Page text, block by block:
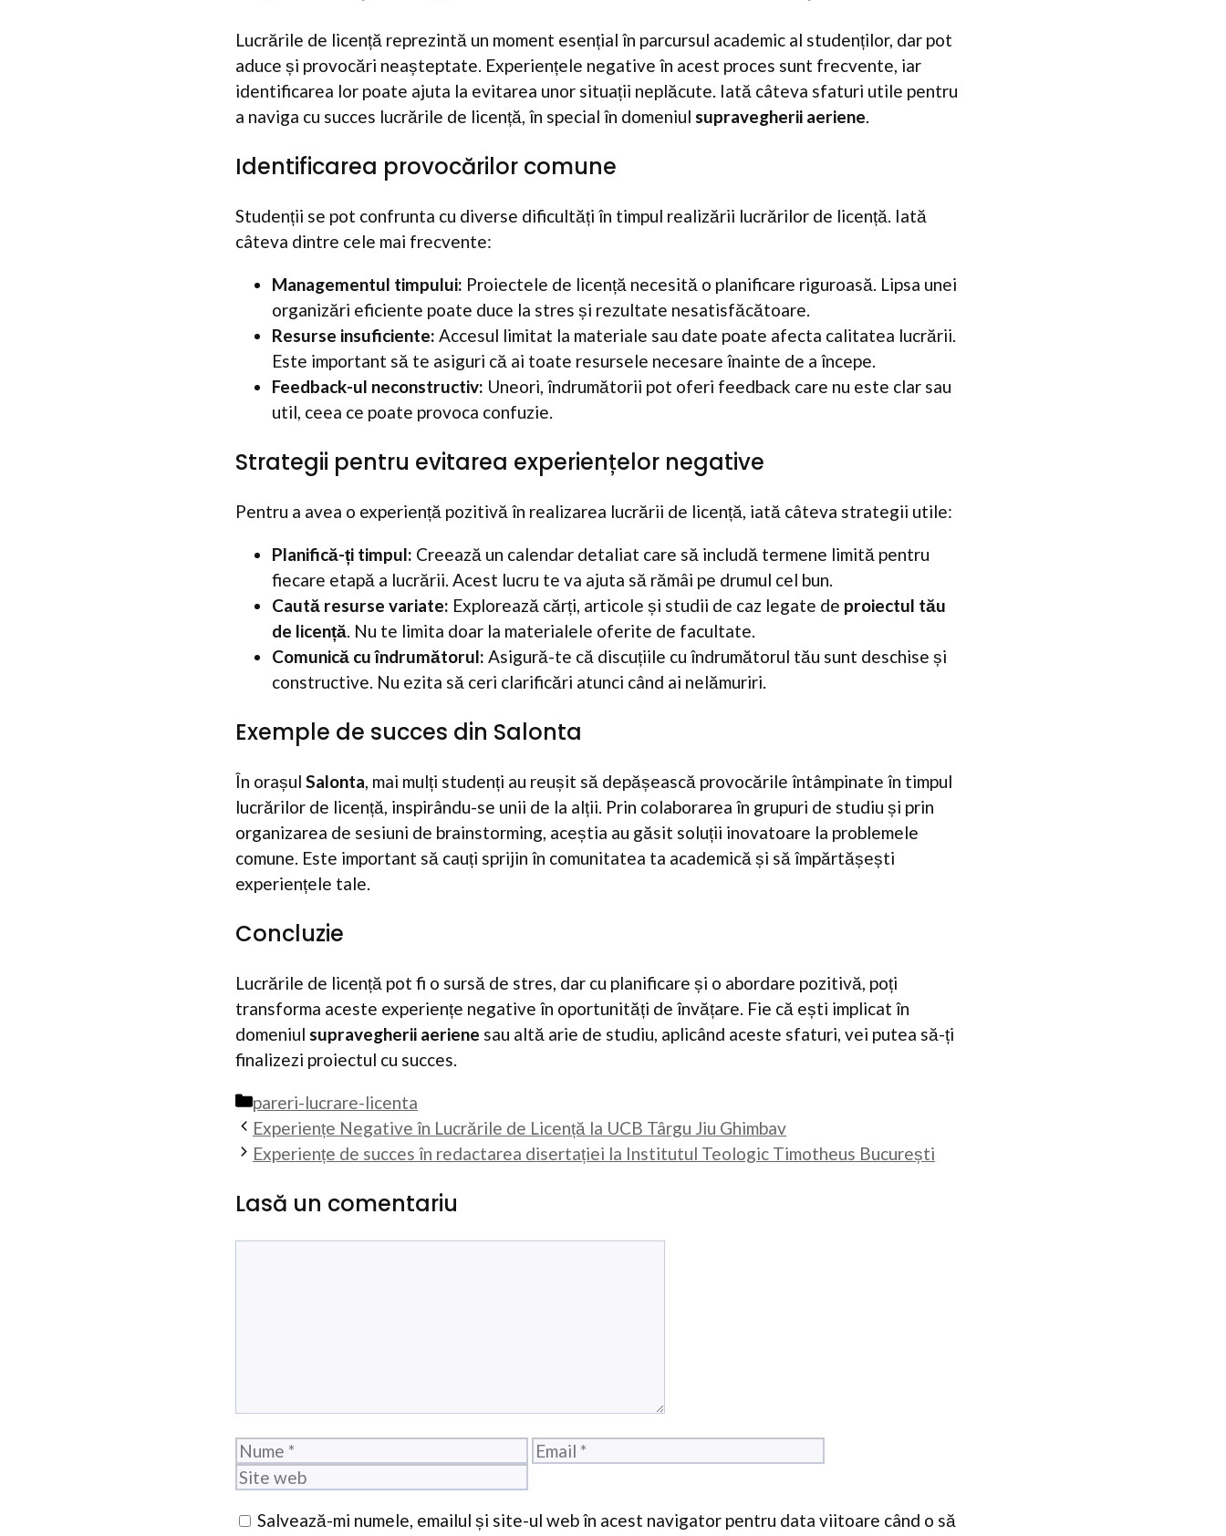
Lucrările de licență reprezintă un moment esențial în parcursul academic al studenților, dar pot
aduce și provocări neașteptate. Experiențele negative în acest proces sunt frecvente, iar
identificarea lor poate ajuta la evitarea unor situații neplăcute. Iată câteva sfaturi utile pentru
a naviga cu succes lucrările de licență, în special în domeniul supravegherii aeriene.
Identificarea provocărilor comune
Studenții se pot confrunta cu diverse dificultăți în timpul realizării lucrărilor de licență. Iată
câteva dintre cele mai frecvente:
Managementul timpului: Proiectele de licență necesită o planificare riguroasă. Lipsa unei
organizări eficiente poate duce la stres și rezultate nesatisfăcătoare.
Resurse insuficiente: Accesul limitat la materiale sau date poate afecta calitatea lucrării.
Este important să te asiguri că ai toate resursele necesare înainte de a începe.
Feedback-ul neconstructiv: Uneori, îndrumătorii pot oferi feedback care nu este clar sau
util, ceea ce poate provoca confuzie.
Strategii pentru evitarea experiențelor negative
Pentru a avea o experiență pozitivă în realizarea lucrării de licență, iată câteva strategii utile:
Planifică-ți timpul: Creează un calendar detaliat care să includă termene limită pentru
fiecare etapă a lucrării. Acest lucru te va ajuta să rămâi pe drumul cel bun.
Caută resurse variate: Explorează cărți, articole și studii de caz legate de proiectul tău
de licență. Nu te limita doar la materialele oferite de facultate.
Comunică cu îndrumătorul: Asigură-te că discuțiile cu îndrumătorul tău sunt deschise și
constructive. Nu ezita să ceri clarificări atunci când ai nelămuriri.
Exemple de succes din Salonta
În orașul Salonta, mai mulți studenți au reușit să depășească provocările întâmpinate în timpul
lucrărilor de licență, inspirându-se unii de la alții. Prin colaborarea în grupuri de studiu și prin
organizarea de sesiuni de brainstorming, aceștia au găsit soluții inovatoare la problemele
comune. Este important să cauți sprijin în comunitatea ta academică și să împărtășești
experiențele tale.
Concluzie
Lucrările de licență pot fi o sursă de stres, dar cu planificare și o abordare pozitivă, poți
transforma aceste experiențe negative în oportunități de învățare. Fie că ești implicat în
domeniul supravegherii aeriene sau altă arie de studiu, aplicând aceste sfaturi, vei putea să-ți
finalizezi proiectul cu succes.
Categorii
pareri-lucrare-licenta
Experiențe Negative în Lucrările de Licență la UCB Târgu Jiu Ghimbav
Experiențe de succes în redactarea disertației la Institutul Teologic Timotheus București
Lasă un comentariu
Nume Email
Salvează-mi numele, emailul și site-ul web în acest navigator pentru data viitoare când o să